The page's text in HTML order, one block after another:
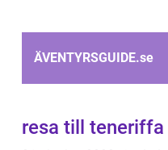
ÄVENTYRSGUIDE.se
resa till teneriffa